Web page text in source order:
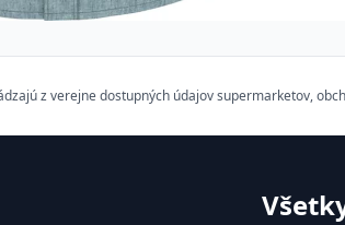
z verejne dostupných údajov supermarketov,